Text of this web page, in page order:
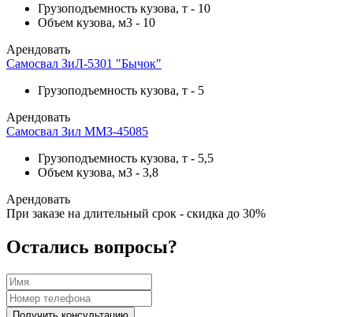
Грузоподъемность кузова, т - 10
Объем кузова, м3 - 10
Арендовать
Самосвал ЗиЛ-5301 "Бычок"
Грузоподъемность кузова, т - 5
Арендовать
Самосвал Зил ММЗ-45085
Грузоподъемность кузова, т - 5,5
Объем кузова, м3 - 3,8
Арендовать
При заказе на длительный срок - скидка до 30%
Остались вопросы?